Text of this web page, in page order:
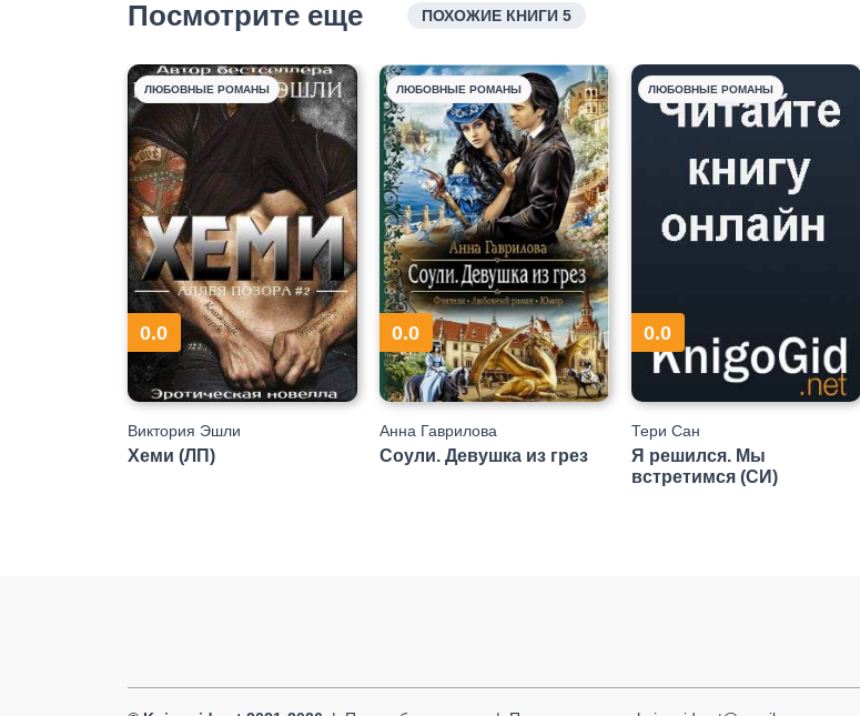
Посмотрите еще ПОХОЖИЕ КНИГИ 5
ЛЮБОВНЫЕ РОМАНЫ
0.0
Виктория Эшли
Хеми (ЛП)
ЛЮБОВНЫЕ РОМАНЫ
0.0
Анна Гаврилова
Соули. Девушка из грез
ЛЮБОВНЫЕ РОМАНЫ
0.0
Тери Сан
Я решился. Мы
встретимся (СИ)